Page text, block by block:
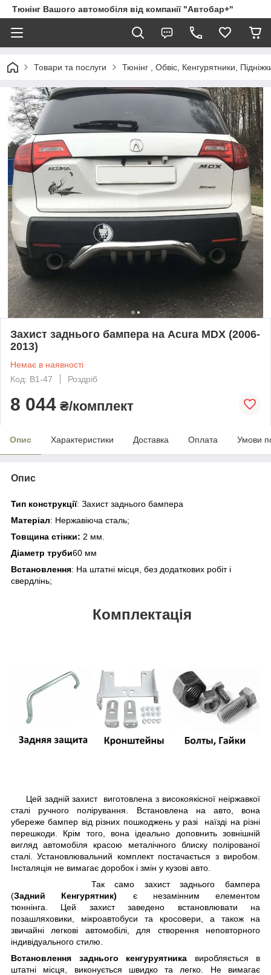
Тюнінг Вашого автомобіля від компанії "Автобар+"
Товари та послуги Тюнінг , Обвіс, Кенгурятники,
Захист заднього бампера на Acura MDX (2006-
2013)
Немає в наявності
Код: B1-47
Роздріб
8 044 ₴/комплект
Опис Характеристики Доставка Оплата Умови
Опис
Тип конструкції: Захист заднього бампера
Матеріал: Нержавіюча сталь;
Товщина стінки: 2 мм.
Діаметр труби60 мм
Встановлення: На штатні місця, без додаткових робіт і
свердлінь;
Комплектація
Цей задній захист виготовлена з високоякісної неіржавкої
сталі ручного полірування. Встановлена на авто, вона
убереже бампер від різних пошкоджень у разі наїзді на різні
перешкоди. Крім того, вона ідеально доповнить зовнішній
вигляд автомобіля красою металічного блиску полірованої
сталі. Установлювальний комплект постачається з виробом.
Інсталяція не вимагає доробок і змін у кузові авто.
Так само захист заднього бампера
(Задний Кенгурятник) є незамінним елементом
тюннінга. Цей захист заведено встановлювати на
позашляховики, мікроавтобуси та кросовери, а також на
звичайні легкові автомобілі, для створення неповторного
індивідуального стилю.
Встановлення заднього кенгуруятника виробляється в
штатні місця, виконується швидко та легко. Не вимагає